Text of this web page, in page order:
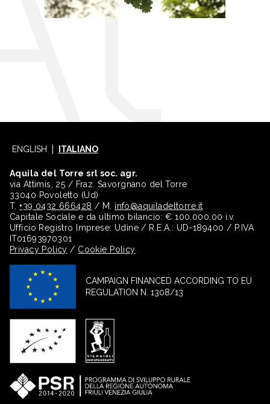
ENGLISH ITALIANO
Aquila del Torre srl soc. agr.
via Attimis, 25 / Fraz. Savorgnano del Torre
33040 Povoletto (Ud)
T.+39 0432 666428 / M. info@aquiladeltorre.it
Capitale Sociale e da ultimo bilancio: € 100.000,00 i.v.
Ufficio Registro Imprese: Udine / R.E.A.: UD-189400 / P.IVA
IT01693970301
Privacy Policy / Cookie Policy
CAMPAIGN FINANCED ACCORDING TO EU
REGULATION N. 1308/13